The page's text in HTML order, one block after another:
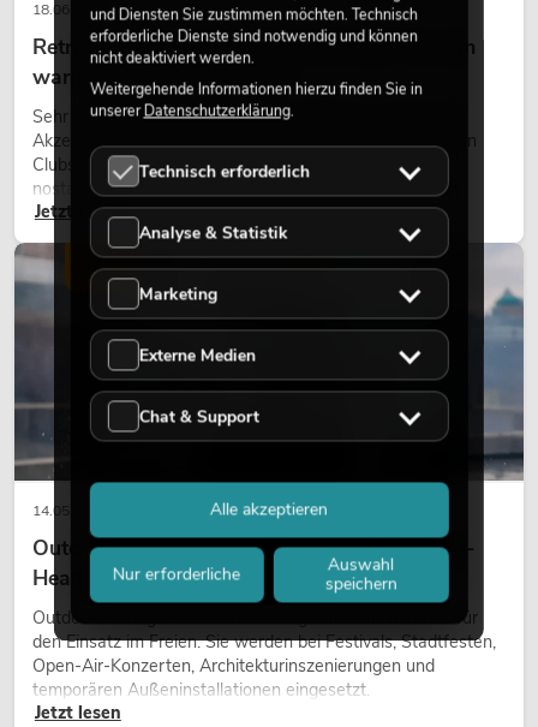
18.06.2026
Retro-Licht im modernen Lichtdesign: Warum
warmes Licht wieder wirkt
Sehr warmes Licht, sichtbare Leuchtflächen und farbige
Akzente prägen viele aktuelle Lichtdesigns auf Bühnen, in
Clubs und bei Events. Retro-Licht ist dabei kein rein
nostalgischer Effekt, sondern ein bewusst eingesetztes
Gestaltungsmittel: Es schafft Atmosphäre, gibt Szenen
Charakter und kann technische LED-Setups emotionaler
wirken lassen.
Jetzt lesen
14.05.2026
Outdoor Moving-Heads: Wetterfeste Moving-
Heads bei Events
Outdoor Moving-Heads sind bewegliche Scheinwerfer für
den Einsatz im Freien. Sie werden bei Festivals, Stadtfesten,
Open-Air-Konzerten, Architekturinszenierungen und
temporären Außeninstallationen eingesetzt.
Jetzt lesen
LICHT
und Diensten Sie zustimmen möchten. Technisch
erforderliche Dienste sind notwendig und können
nicht deaktiviert werden.
Weitergehende Informationen hierzu finden Sie in
unsererDatenschutzerklärung.
Technisch erforderlich
Analyse & Statistik
Marketing
Externe Medien
Chat & Support
Nur erforderliche
Auswahl
speichern
Alle akzeptieren